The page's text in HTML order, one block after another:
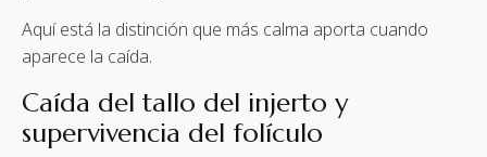
Aquí está la distinción que más calma aporta cuando
aparece la caída.
Caída del tallo del injerto y
supervivencia del folículo